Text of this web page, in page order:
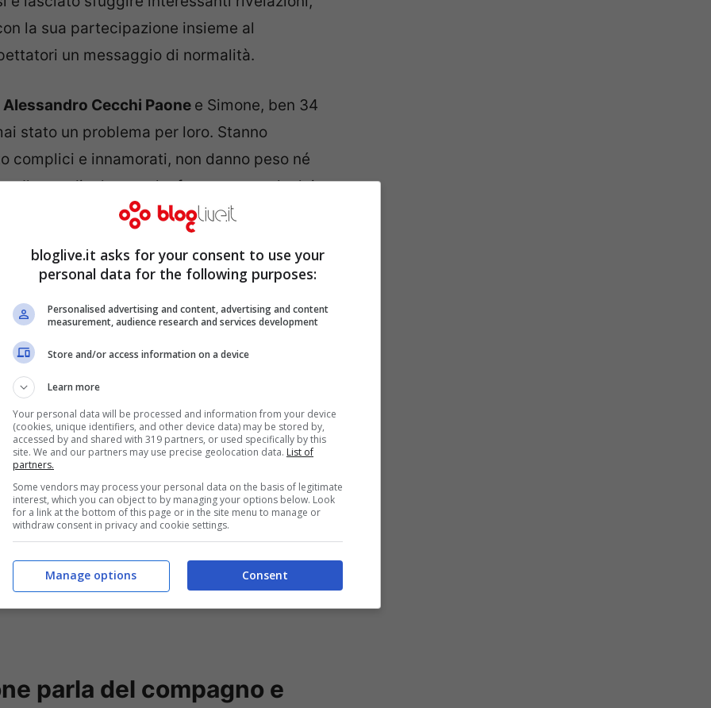
la sua partecipazione insieme al
un messaggio di normalità.
Alessandro Cecchi Paone e Simone, ben 34
stato un problema per loro. Stanno
complici e innamorati, non danno peso né
Il noto divulgatore ha fatto sapere che lui
tutti i suoi studenti etero e maschi sono
detto che all’
progetti di coppia futuri potrebbe esserci
due infatti ne stanno parlando. Ha ricordato
con una donna, con cui è stato per
fatto un appello a Giorgia Meloni,
alla Meloni: Giorgia, sposaci”.
parla del compagno e
bloglive.it asks for your consent to use your
personal data for the following purposes:
Personalised advertising and content, advertising and content
measurement, audience research and services development
Store and/or access information on a device
Learn more
Your personal data will be processed and information from your device
(cookies, unique identifiers, and other device data) may be stored by,
accessed by and shared with 319 partners, or used specifically by this
site. We and our partners may use precise geolocation data. List of
partners.
Some vendors may process your personal data on the basis of legitimate
interest, which you can object to by managing your options below. Look
for a link at the bottom of this page or in the site menu to manage or
withdraw consent in privacy and cookie settings.
Consent
Manage options